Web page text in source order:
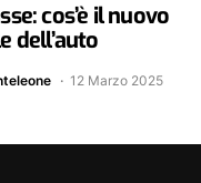
cos’è il nuovo
dell’auto
12 Marzo 2025